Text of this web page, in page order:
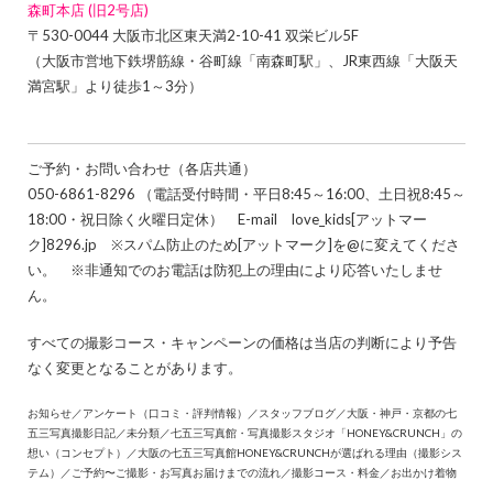
森町本店 (旧2号店)
〒530-0044 大阪市北区東天満2-10-41 双栄ビル5F
（大阪市営地下鉄堺筋線・谷町線「南森町駅」、JR東西線「大阪天
満宮駅」より徒歩1～3分）
ご予約・お問い合わせ（各店共通）
050-6861-8296 （電話受付時間・平日8:45～16:00、土日祝8:45～
18:00・祝日除く火曜日定休） E-mail love_kids[アットマー
ク]8296.jp ※スパム防止のため[アットマーク]を@に変えてくださ
い。 ※非通知でのお電話は防犯上の理由により応答いたしませ
ん。
すべての撮影コース・キャンペーンの価格は当店の判断により予告
なく変更となることがあります。
お知らせ ／アンケート（口コミ・評判情報） ／スタッフブログ ／大阪・神戸・京都の七
五三写真撮影日記 ／未分類 ／七五三写真館・写真撮影スタジオ「HONEY&CRUNCH」の
想い（コンセプト）
／大阪の七五三写真館HONEY&CRUNCHが選ばれる理由（撮影シス
テム）
／ ご予約〜ご撮影・お写真お届けまでの流れ ／撮影コース・料金 ／お出かけ着物